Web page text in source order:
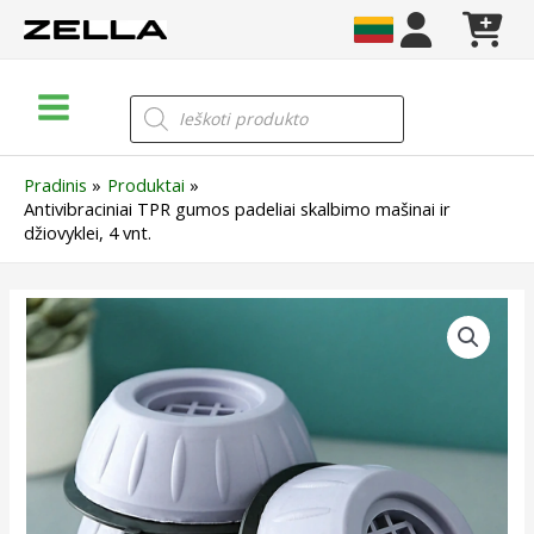
prie
Menu
Products
search
Pradinis
Produktai
Antivibraciniai TPR gumos padeliai skalbimo mašinai ir
džiovyklei, 4 vnt.
produkto
kiekis:
Antivibraciniai
padeliai
skalbimo
mašinai